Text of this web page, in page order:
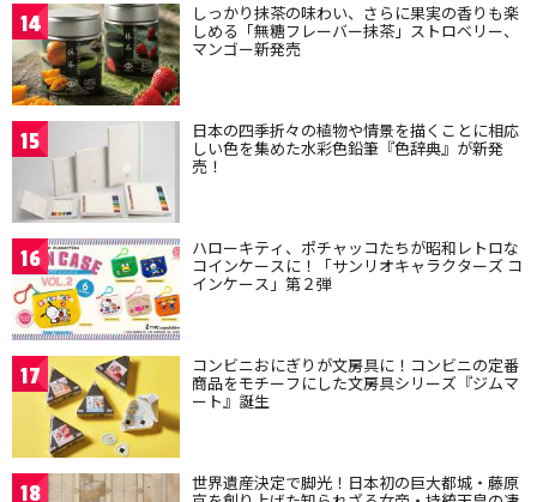
14 しっかり抹茶の味わい、さらに果実の香りも楽
しめる「無糖フレーバー抹茶」ストロベリー、
マンゴー新発売
15 日本の四季折々の植物や情景を描くことに相応
しい色を集めた水彩色鉛筆『色辞典』が新発
売！
16 ハローキティ、ポチャッコたちが昭和レトロな
コインケースに！「サンリオキャラクターズ コ
インケース」第２弾
17 コンビニおにぎりが文房具に！コンビニの定番
商品をモチーフにした文房具シリーズ『ジムマ
ート』誕生
18 世界遺産決定で脚光！日本初の巨大都城・藤原